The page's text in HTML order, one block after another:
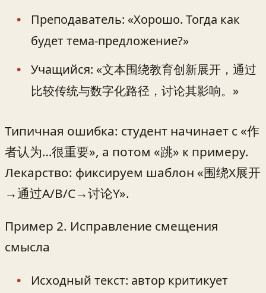
Преподаватель: «Хорошо. Тогда как
будет тема‑предложение?»
Учащийся: «文本围绕教育创新展开，通过
比较传统与数字化路径，讨论其影响。»
Типичная ошибка: студент начинает с «作
者认为…很重要», а потом «跳» к примеру.
Лекарство: фиксируем шаблон «围绕X展开
→通过A/B/C→讨论Y».
Пример 2. Исправление смещения
смысла
Исходный текст: автор критикует